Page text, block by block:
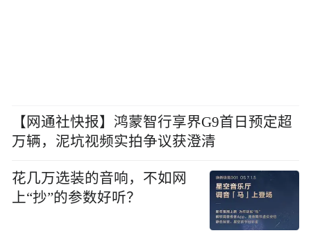
【网通社快报】鸿蒙智行享界G9首日预定超
万辆，泥坑视频实拍争议获澄清
花几万选装的音响，不如网
上“抄”的参数好听？